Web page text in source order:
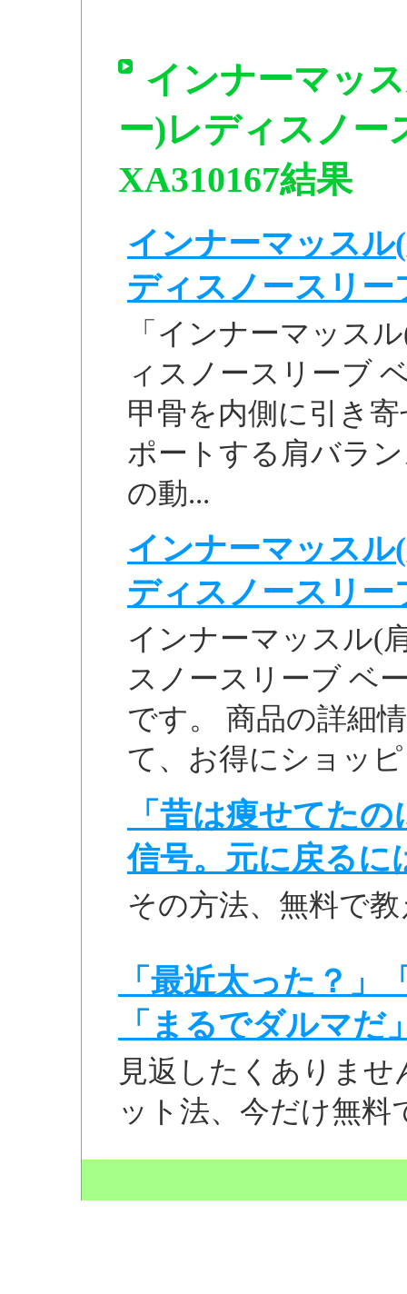
インナーマッ
ー)レディスノー
XA310167結果
インナーマッス
ディスノースリー
「インナーマッス
ィスノースリーブ
甲骨を内側に引き
ポートする肩バラ
の動...
インナーマッス
ディスノースリー
インナーマッスル(
スノースリーブ ベ
です。 商品の詳細
て、お得にショッ
「昔は痩せてた
信号。元に戻るに
その方法、無料で
「最近太った？
「まるでダルマだ
見返したくありま
ット法、今だけ無料